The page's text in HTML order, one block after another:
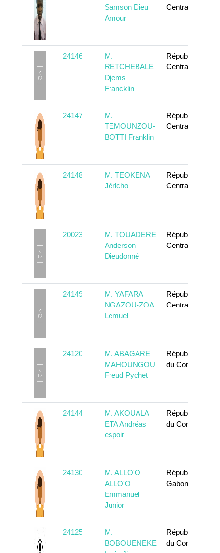
Samson Dieu
Amour
Centrafricaine
24146
M.
RETCHEBALE
Djems
Francklin
République
Centrafricaine
24147
M.
TEMOUNZOU-
BOTTI Franklin
République
Centrafricaine
24148
M. TEOKENA
Jéricho
République
Centrafricaine
20023
M. TOUADERE
Anderson
Dieudonné
République
Centrafricaine
24149
M. YAFARA
NGAZOU-ZOA
Lemuel
République
Centrafricaine
24120
M. ABAGARE
MAHOUNGOU
Freud Pychet
République
du Congo
24144
M. AKOUALA
ETA Andréas
espoir
République
du Congo
24130
M. ALLO'O
ALLO'O
Emmanuel
Junior
République
Gabonaise
24125
M.
BOBOUENEKE
République
du Congo